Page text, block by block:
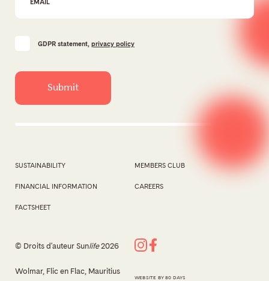
GDPR statement, privacy policy
SUSTAINABILITY
FINANCIAL INFORMATION
FACTSHEET
MEMBERS CLUB
CAREERS
© Droits d'auteur Sunlife2026
Wolmar, Flic en Flac, Mauritius
WEBSITE BY 80 DAYS